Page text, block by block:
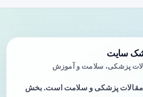
سایت
پزشکی، سلامت و آموزش
مقالات پزشکی و سلامت است. بخش